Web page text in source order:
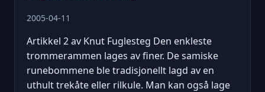
2005-04-11
Artikkel 2 av Knut Fuglesteg Den enkleste
trommerammen lages av finer. De samiske
runebommene ble tradisjonellt lagd av en
uthult trekåte eller rilkule. Man kan også lage